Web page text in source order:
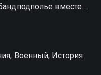
вместе.
теракты против
Операция
Военный, История